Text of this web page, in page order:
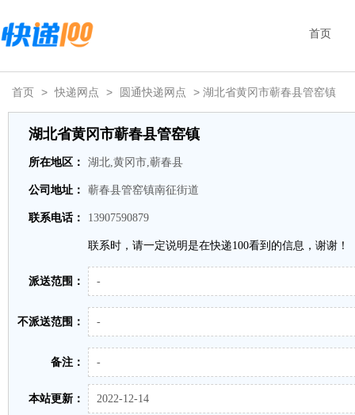
首页
首页 > 快递网点 > 圆通快递网点 > 湖北省黄冈市蕲春县管窑镇
湖北省黄冈市蕲春县管窑镇
所在地区： 湖北,黄冈市,蕲春县
公司地址： 蕲春县管窑镇南征街道
联系电话： 13907590879
联系时，请一定说明是在快递100看到的信息，谢谢！
派送范围： -
不派送范围： -
备注： -
本站更新： 2022-12-14